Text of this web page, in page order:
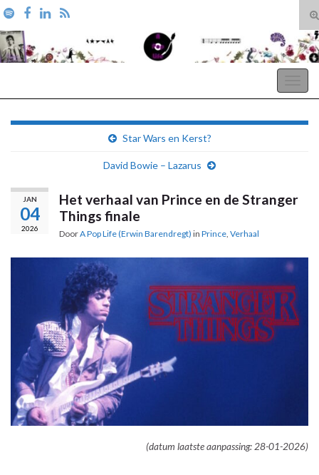
Search for:
Star Wars en Kerst?
David Bowie – Lazarus
JAN
04
2026
Het verhaal van Prince en de Stranger
Things finale
DoorA Pop Life (Erwin Barendregt) in Prince, Verhaal
(datum laatste aanpassing: 28-01-2026)